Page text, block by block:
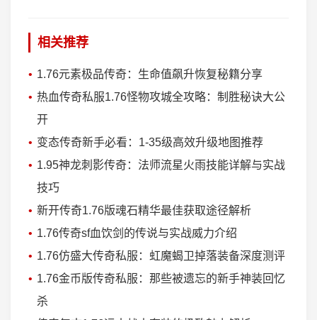
相关推荐
1.76元素极品传奇：生命值飙升恢复秘籍分享
热血传奇私服1.76怪物攻城全攻略：制胜秘诀大公
开
变态传奇新手必看：1-35级高效升级地图推荐
1.95神龙刺影传奇：法师流星火雨技能详解与实战
技巧
新开传奇1.76版魂石精华最佳获取途径解析
1.76传奇sf血饮剑的传说与实战威力介绍
1.76仿盛大传奇私服：虹魔蝎卫掉落装备深度测评
1.76金币版传奇私服：那些被遗忘的新手神装回忆
杀